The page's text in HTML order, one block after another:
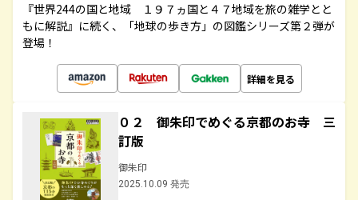
『世界244の国と地域 １９７ヵ国と４７地域を旅の雑学とと
もに解説』に続く、「地球の歩き方」の図鑑シリーズ第２弾が
登場！
詳細を見る
０２ 御朱印でめぐる京都のお寺 三
訂版
御朱印
2025.10.09 発売